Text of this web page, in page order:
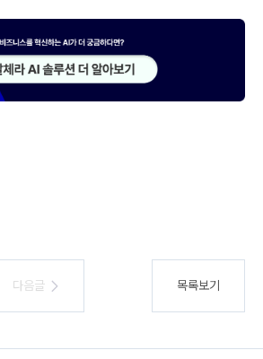
다음글
다음글 목록보기